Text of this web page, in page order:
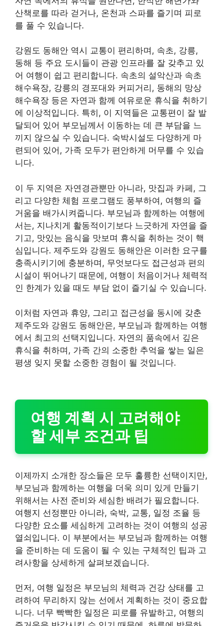
산책로를 따라 걷거나, 온천과 스파를 즐기며 피로
를 풀 수 있습니다.
강원도 동해안 역시 교통이 편리하며, 속초, 강릉,
동해 등 주요 도시들이 관광 인프라를 잘 갖추고 있
어 여행이 쉽고 편리합니다. 속초의 설악산과 속초
해수욕장, 강릉의 경포대와 커피거리, 동해의 망상
해수욕장 등은 자연과 함께 여유로운 휴식을 취하기
에 이상적입니다. 특히, 이 지역들은 교통편이 잘 발
달되어 있어 부모님께서 이동하는 데 큰 부담을 느
끼지 않으실 수 있습니다. 숙박시설도 다양하게 마
련되어 있어, 가족 모두가 편안하게 머무를 수 있습
니다.
이 두 지역은 자연경관뿐만 아니라, 맛집과 카페, 그
리고 다양한 체험 프로그램도 풍부하여, 여행의 즐
거움을 배가시켜줍니다. 부모님과 함께하는 여행에
서는, 지나치게 활동적이기보다 느긋하게 자연을 즐
기고, 맛있는 음식을 맛보며 휴식을 취하는 것이 핵
심입니다. 제주도와 강원도 동해안은 이러한 요구를
충족시키기에 충분하며, 무엇보다도 접근성과 편의
시설이 뛰어나기 때문에, 여행이 처음이거나 체력적
인 한계가 있을 때도 부담 없이 즐기실 수 있습니다.
이처럼 자연과 휴양, 그리고 접근성을 동시에 갖춘
제주도와 강원도 동해안은, 부모님과 함께하는 여행
에서 최고의 선택지입니다. 자연의 품속에서 깊은
휴식을 취하며, 가족 간의 소중한 추억을 쌓는 일은
평생 잊지 못할 소중한 경험이 될 것입니다.
여행 계획 시 고려해야
할 세부 조건과 팁
이제까지 소개한 장소들은 모두 훌륭한 선택이지만,
부모님과 함께하는 여행을 더욱 의미 있게 만들기
위해서는 사전 준비와 세심한 배려가 필요합니다.
여행지 선정뿐만 아니라, 숙박, 교통, 일정 조율 등
다양한 요소를 세심하게 고려하는 것이 여행의 성공
열쇠입니다. 이 부분에서는 부모님과 함께하는 여행
을 준비하는 데 도움이 될 수 있는 구체적인 팁과 고
려사항을 상세하게 살펴보겠습니다.
먼저, 여행 일정은 부모님의 체력과 건강 상태를 고
려하여 무리하지 않는 선에서 계획하는 것이 중요합
니다. 너무 빡빡한 일정은 피로를 유발하고, 여행의